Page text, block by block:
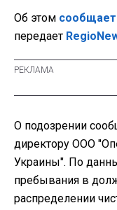
Об этом сообщает
передает
О подозрении
директору ООО
Украины". По
пребывания в
распределении